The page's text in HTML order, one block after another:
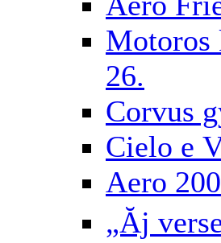
26.
Corvus
Cielo e
Aero
„Ăj